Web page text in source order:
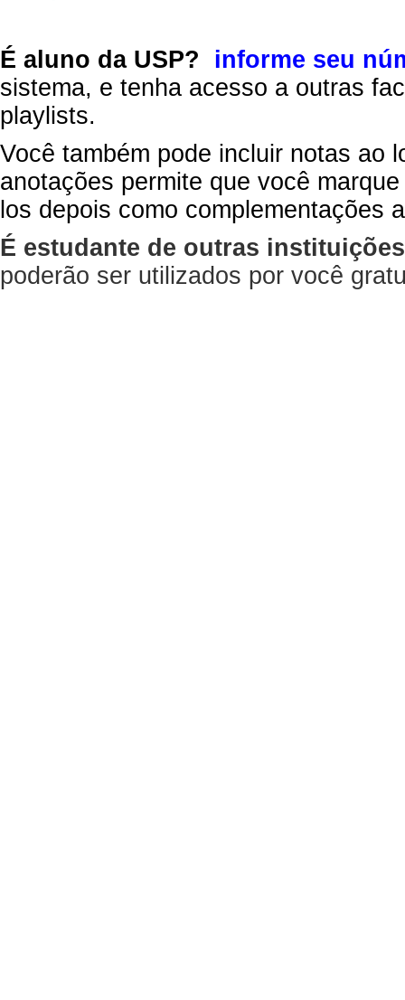
É aluno da USP?
informe seu
sistema, e tenha acesso a outras
playlists.
Você também pode incluir notas ao
anotações permite que você
los depois como complementações
É estudante de outras
poderão ser utilizados por você